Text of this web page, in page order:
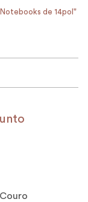
tiver limpadorde 14pol"